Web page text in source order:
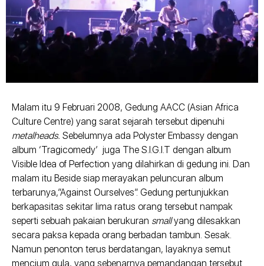
Malam itu 9 Februari 2008, Gedung AACC (Asian Africa
Culture Centre) yang sarat sejarah tersebut dipenuhi
metalheads. Sebelumnya ada Polyster Embassy dengan
album ‘Tragicomedy’ juga The S.I.G.I.T dengan album
Visible Idea of Perfection yang dilahirkan di gedung ini. Dan
malam itu Beside siap merayakan peluncuran album
terbarunya,”Against Ourselves”. Gedung pertunjukkan
berkapasitas sekitar lima ratus orang tersebut nampak
seperti sebuah pakaian berukuran smallyang dilesakkan
secara paksa kepada orang berbadan tambun. Sesak.
Namun penonton terus berdatangan, layaknya semut
mencium gula, yang sebenarnya pemandangan tersebut